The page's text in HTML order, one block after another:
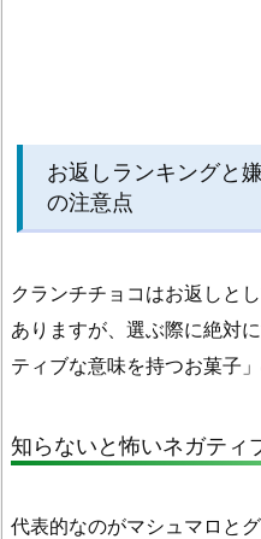
お返しランキングと
の注意点
クランチチョコはお返しと
ありますが、選ぶ際に絶対
ティブな意味を持つお菓子」
知らないと怖いネガティ
代表的なのがマシュマロとグ